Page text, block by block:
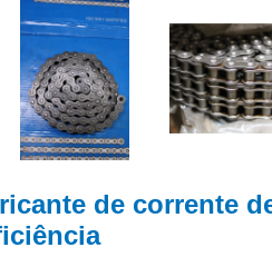
Fabricante de
correntes
Fornecedores
de correntes
Fornecedores
Polias
de corrente